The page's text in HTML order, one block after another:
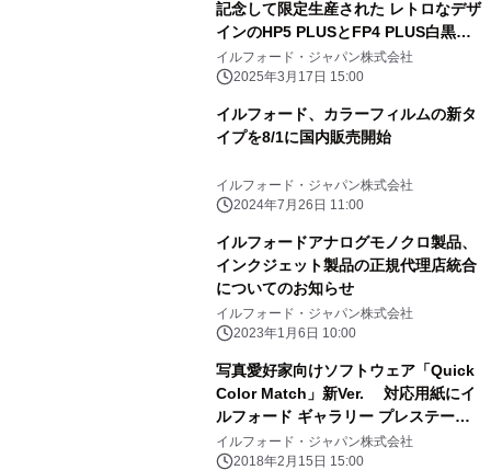
記念して限定生産された レトロなデザ
インのHP5 PLUSとFP4 PLUS白黒フ
ィルムを 日本で出荷開始
イルフォード・ジャパン株式会社
2025年3月17日 15:00
イルフォード、カラーフィルムの新タ
イプを8/1に国内販売開始
イルフォード・ジャパン株式会社
2024年7月26日 11:00
イルフォードアナログモノクロ製品、
インクジェット製品の正規代理店統合
についてのお知らせ
イルフォード・ジャパン株式会社
2023年1月6日 10:00
写真愛好家向けソフトウェア「Quick
Color Match」新Ver. 対応用紙にイ
ルフォード ギャラリー プレステージ6
種追加
イルフォード・ジャパン株式会社
2018年2月15日 15:00